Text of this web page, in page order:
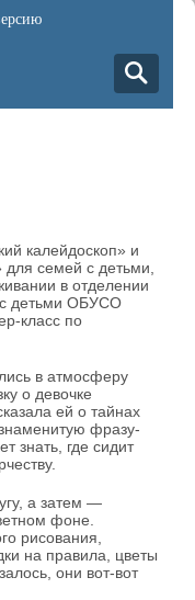
калейдоскоп» и
для семей с детьми,
в отделении
с детьми ОБУСО
класс по
в атмосферу
о девочке
ей о тайнах
фразу-
знать, где сидит
а затем —
фоне.
рисования,
на правила, цветы
они вот-вот